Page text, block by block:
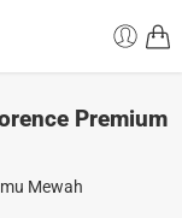
Premium
Mewah